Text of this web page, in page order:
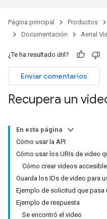
Página principal Productos
Documentación
Aerial
¿Te ha resultado útil?
Enviar comentarios
Recupera un
En esta página
Cómo usar la API
Cómo usar los URIs de video
Cómo crear videos
Guarda los IDs de video para
Ejemplo de solicitud que pasa
Ejemplo de respuesta
Se encontró el video